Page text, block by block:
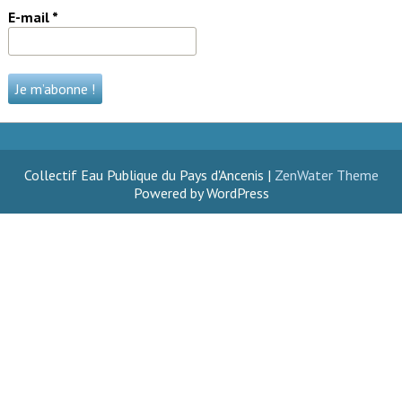
E-mail *
Collectif Eau Publique du Pays d'Ancenis | ZenWater Theme
Powered by WordPress